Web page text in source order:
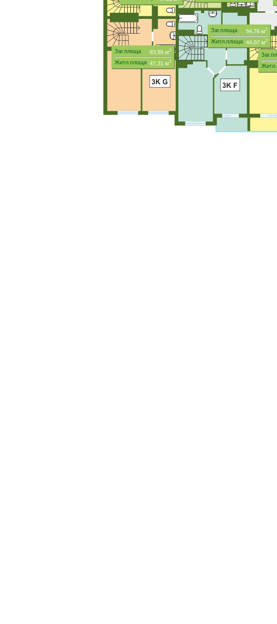
Заг.площа 94,76 м2
Житл.площа 44,07 м2
Заг.площа 83,99 м2
Житл.площа 47,31 м2